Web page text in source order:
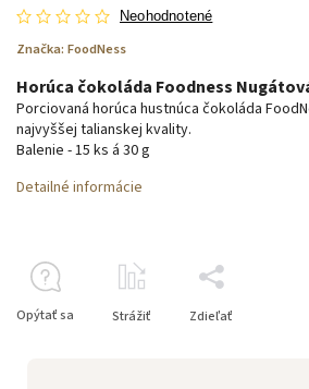
Neohodnotené
Značka: FoodNess
Horúca čokoláda Foodness
Porciovaná horúca hustnúca čokoláda
najvyššej talianskej kvality.
Balenie - 15 ks á 30 g
Detailné informácie
Opýtať sa Strážiť Zdieľať